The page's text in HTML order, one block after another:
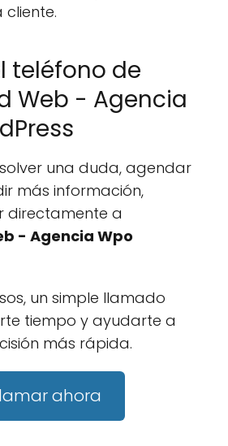
teléfono de
Web - Agencia
una duda, agendar
más información,
directamente a
- Agencia Wpo
un simple llamado
tiempo y ayudarte a
más rápida.
ahora